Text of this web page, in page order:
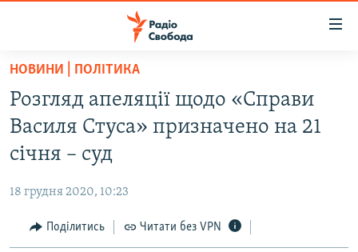
Перейти
основного
матеріалу
Перейти
до
основної
навігації
Перейти
до
ВСЕ ЗА ДОБУ
СТАТТІ
ЕКОНОМІКА
СУСПІЛЬСТВО
РОСІЙСЬКА «ФІЛЬТРАЦІЯ»
ДОНБАС.РЕАЛІЇ
НОВИНИ | ПОЛІТИКА
Розгляд апеляції щодо «Справи
Василя Стуса» призначено на 21
січня – суд
18 грудня 2020, 10:23
Поділитись Читати без VPN